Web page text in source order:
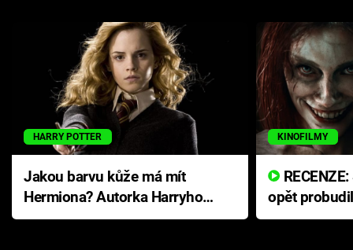
HARRY POTTER
Jakou barvu kůže má mít
Hermiona? Autorka Harryho
Pottera přišla s ráznou
KINOFILMY
opět
přichází s